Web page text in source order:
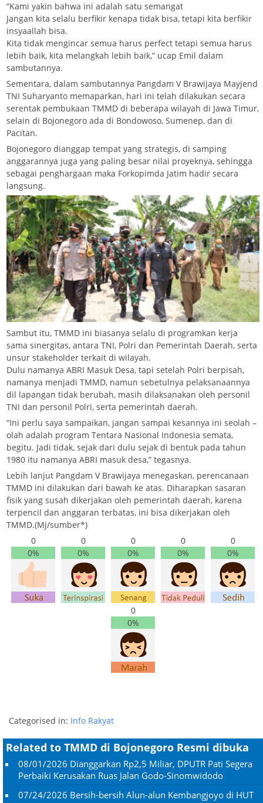
“Kami yakin bahwa ini adalah satu semangat
Jangan kita selalu berfikir kenapa tidak bisa, tetapi kita berfikir
insyaallah bisa.
Kita tidak mengincar semua harus perfect tetapi semua harus
lebih baik, kita melangkah lebih baik,” ucap Emil dalam
sambutannya.
Sementara, dalam sambutannya Pangdam V Brawijaya Mayjend
TNI Suharyanto memaparkan, hari ini telah dilakukan secara
serentak pembukaan TMMD di beberapa wilayah di Jawa Timur,
selain di Bojonegoro ada di Bondowoso, Sumenep, dan di
Pacitan.
Bojonegoro dianggap tempat yang strategis, di samping
anggarannya juga yang paling besar nilai proyeknya, sehingga
sebagai penghargaan maka Forkopimda Jatim hadir secara
langsung.
Sambut itu, TMMD ini biasanya selalu di programkan kerja
sama sinergitas, antara TNI, Polri dan Pemerintah Daerah, serta
unsur stakeholder terkait di wilayah.
Dulu namanya ABRI Masuk Desa, tapi setelah Polri berpisah,
namanya menjadi TMMD, namun sebetulnya pelaksanaannya
dil lapangan tidak berubah, masih dilaksanakan oleh personil
TNI dan personil Polri, serta pemerintah daerah.
“Ini perlu saya sampaikan, jangan sampai kesannya ini seolah –
olah adalah program Tentara Nasional Indonesia semata,
begitu. Jadi tidak, sejak dari dulu sejak di bentuk pada tahun
1980 itu namanya ABRI masuk desa,” tegasnya.
Lebih lanjut Pangdam V Brawijaya menegaskan, perencanaan
TMMD ini dilakukan dari bawah ke atas. Diharapkan sasaran
fisik yang susah dikerjakan oleh pemerintah daerah, karena
terpencil dan anggaran terbatas, ini bisa dikerjakan oleh
TMMD.(Mj/sumber*)
0
0%
0
0%
0
0%
0
0%
0
0%
0
0%
Categorised in: Info Rakyat
Related to TMMD di Bojonegoro Resmi dibuka
08/01/2026 Dianggarkan Rp2,5 Miliar, DPUTR Pati Segera
Perbaiki Kerusakan Ruas Jalan Godo-Sinomwidodo
07/24/2026 Bersih-bersih Alun-alun Kembangjoyo di HUT